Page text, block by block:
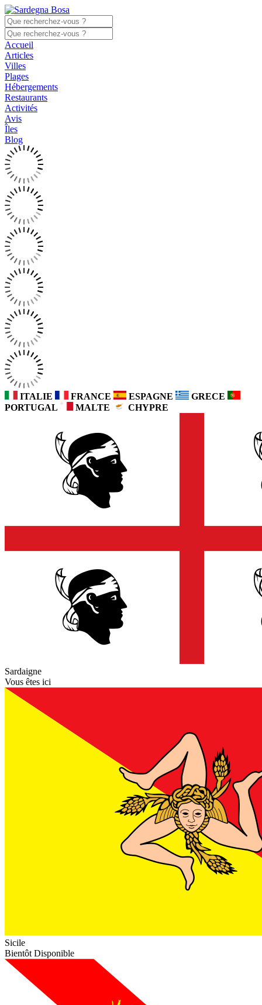
Accueil
Articles
Villes
Plages
Hébergements
Restaurants
Activités
Avis
Îles
Blog
ITALIE FRANCE ESPAGNE
GRECE
PORTUGAL
MALTE CHYPRE
Sardaigne
Vous êtes ici
Sicile
Bientôt Disponible